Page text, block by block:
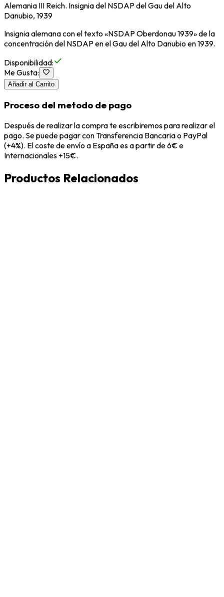
Alemania III Reich. Insignia del NSDAP del Gau del Alto
Danubio, 1939
Insignia alemana con el texto «NSDAP Oberdonau 1939» de la
concentración del NSDAP en el Gau del Alto Danubio en 1939.
Disponibilidad:
Me Gusta:
Añadir al Carrito
Proceso del metodo de pago
Después de realizar la compra te escribiremos para realizar el
pago. Se puede pagar con Transferencia Bancaria o PayPal
(+4%). El coste de envío a España es a partir de 6€ e
Internacionales +15€.
Productos Relacionados